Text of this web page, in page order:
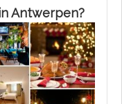
Antwerpen?